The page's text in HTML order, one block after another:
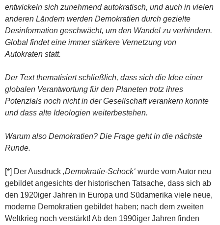
entwickeln sich zunehmend autokratisch, und auch in vielen
anderen Ländern werden Demokratien durch gezielte
Desinformation geschwächt, um den Wandel zu verhindern.
Global findet eine immer stärkere Vernetzung von
Autokraten statt.
Der Text thematisiert schließlich, dass sich die Idee einer
globalen Verantwortung für den Planeten trotz ihres
Potenzials noch nicht in der Gesellschaft verankern konnte
und dass alte Ideologien weiterbestehen.
Warum also Demokratien? Die Frage geht in die nächste
Runde.
[*] Der Ausdruck ‚Demokratie-Schock‘ wurde vom Autor neu
gebildet angesichts der historischen Tatsache, dass sich ab
den 1920iger Jahren in Europa und Südamerika viele neue,
moderne Demokratien gebildet haben; nach dem zweiten
Weltkrieg noch verstärkt! Ab den 1990iger Jahren finden